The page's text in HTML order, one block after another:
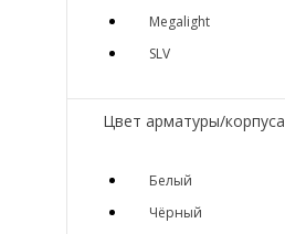
Megalight
SLV
Цвет арматуры/корпуса
Белый
Чёрный